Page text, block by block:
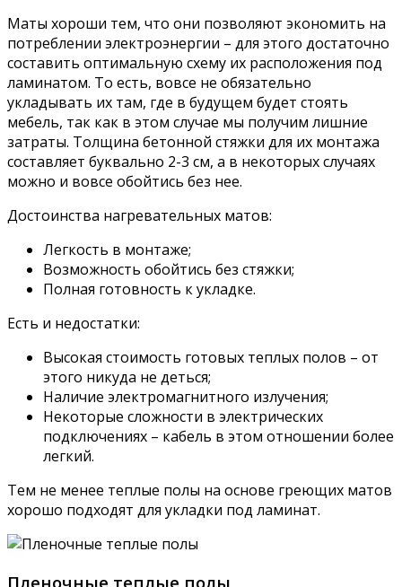
Маты хороши тем, что они позволяют экономить на
потреблении электроэнергии – для этого достаточно
составить оптимальную схему их расположения под
ламинатом. То есть, вовсе не обязательно
укладывать их там, где в будущем будет стоять
мебель, так как в этом случае мы получим лишние
затраты. Толщина бетонной стяжки для их монтажа
составляет буквально 2-3 см, а в некоторых случаях
можно и вовсе обойтись без нее.
Достоинства нагревательных матов:
Легкость в монтаже;
Возможность обойтись без стяжки;
Полная готовность к укладке.
Есть и недостатки:
Высокая стоимость готовых теплых полов – от
этого никуда не деться;
Наличие электромагнитного излучения;
Некоторые сложности в электрических
подключениях – кабель в этом отношении более
легкий.
Тем не менее теплые полы на основе греющих матов
хорошо подходят для укладки под ламинат.
Пленочные теплые полы